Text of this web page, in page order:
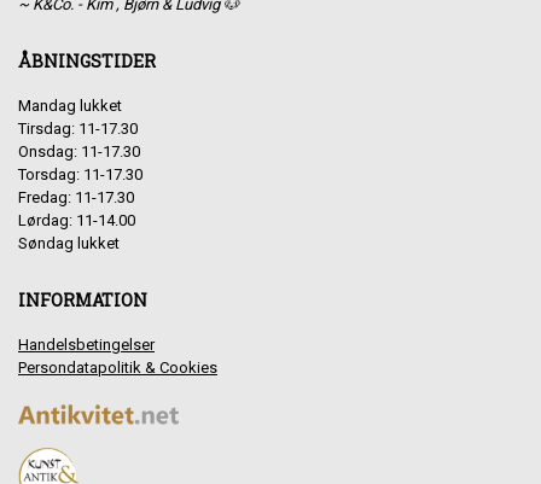
~ K&Co. - Kim , Bjørn & Ludvig 🐶
ÅBNINGSTIDER
Mandag lukket
Tirsdag: 11-17.30
Onsdag: 11-17.30
Torsdag: 11-17.30
Fredag: 11-17.30
Lørdag: 11-14.00
Søndag lukket
INFORMATION
Handelsbetingelser
Persondatapolitik & Cookies